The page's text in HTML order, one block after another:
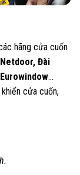
hãng cửa cuốn
Đài
Eurowindow…
cửa cuốn,